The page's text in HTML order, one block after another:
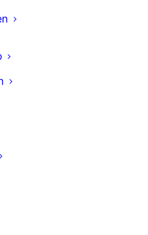
Dodge, RAM – wie
Europas Straßen
zugelassen und
Garantiert.